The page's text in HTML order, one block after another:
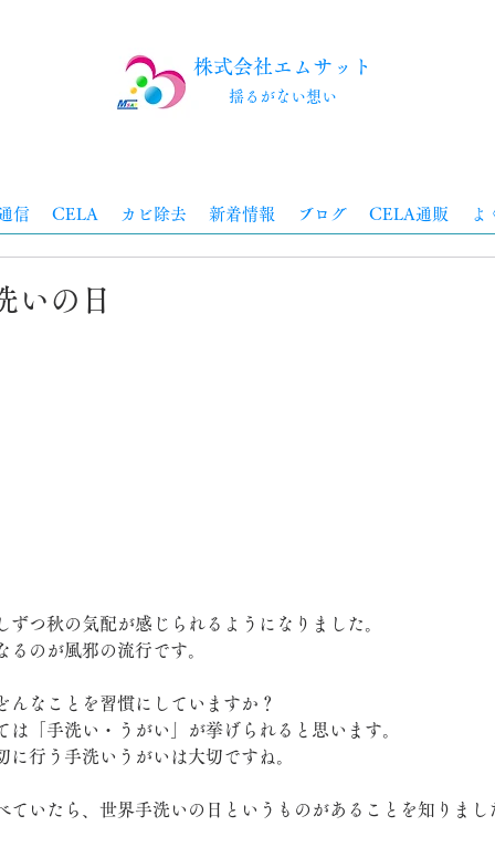
株式会社エムサット
​揺るがない想い
信 CELA カビ除去 新着情報 ブログ CELA通販 よ
いの日
ずつ秋の気配が感じられるようになりました。
のが風邪の流行です。
んなことを習慣にしていますか？
は「手洗い・うがい」が挙げられると思います。
に行う手洗いうがいは大切ですね。
ていたら、世界手洗いの日というものがあることを知りまし